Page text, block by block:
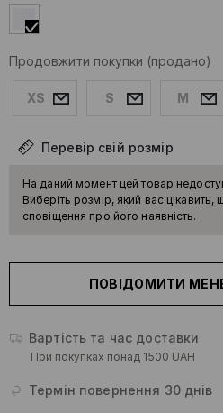
Продовжити покупки (продано)
XS S M
Перевір свій розмір
На даний момент цей товар
Виберіть розмір, який вас цікавить,
сповіщення про його наявність.
ПОВІДОМИТИ
Вартість та час доставки
При покупках понад 1500 UAH
Термін повернення 30 днів